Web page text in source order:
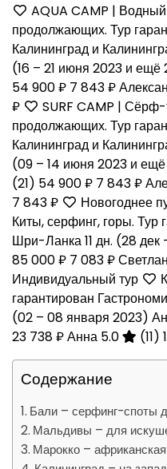
AQUA CAMP | Водный
продолжающих. Тур
Калининград и
(16 – 21 июня 2023 и ещё
54 900 ₽ 7 843 ₽
₽
SURF CAMP | Сёрф-
продолжающих. Тур
Калининград и
(09 – 14 июня 2023 и
(21) 54 900 ₽ 7 843 ₽
7 843 ₽
Новогоднее
Киты, серфинг, горы. Тур
Шри-Ланка11 дн. (28 дек
85 000 ₽ 7 083 ₽
Индивидуальный тур
гарантирован
(02 – 08 января 2023)
23 738 ₽Анна 5.0 (11)
Содержание
Бали – серфинг-споты
Мальдивы – для
Марокко – африканская